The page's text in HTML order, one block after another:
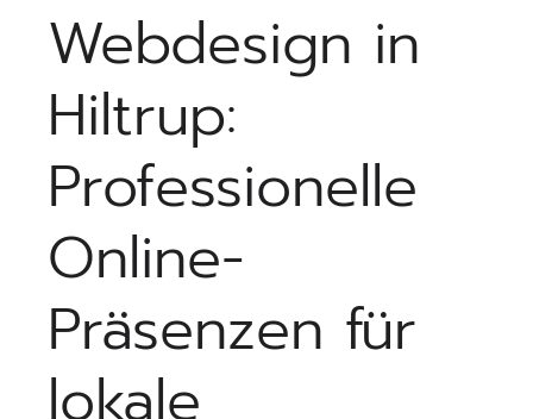
Webdesign in
Hiltrup:
Professionelle
Online-
Präsenzen für
lokale